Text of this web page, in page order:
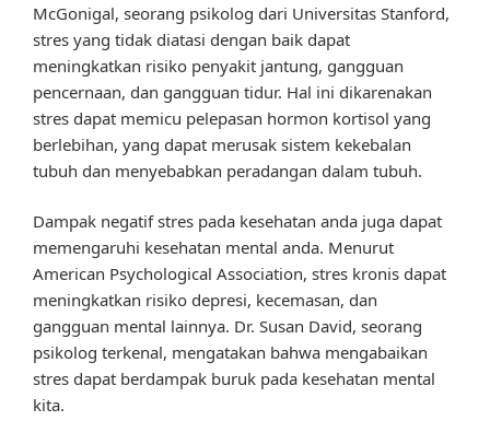
McGonigal, seorang psikolog dari Universitas Stanford,
stres yang tidak diatasi dengan baik dapat
meningkatkan risiko penyakit jantung, gangguan
pencernaan, dan gangguan tidur. Hal ini dikarenakan
stres dapat memicu pelepasan hormon kortisol yang
berlebihan, yang dapat merusak sistem kekebalan
tubuh dan menyebabkan peradangan dalam tubuh.
Dampak negatif stres pada kesehatan anda juga dapat
memengaruhi kesehatan mental anda. Menurut
American Psychological Association, stres kronis dapat
meningkatkan risiko depresi, kecemasan, dan
gangguan mental lainnya. Dr. Susan David, seorang
psikolog terkenal, mengatakan bahwa mengabaikan
stres dapat berdampak buruk pada kesehatan mental
kita.